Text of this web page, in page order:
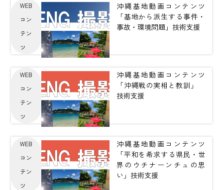
WEB
コン
テン
ツ
沖縄基地動画コンテンツ
「基地から派生する事件・
事故・環境問題」技術支援
WEB
コン
テン
ツ
沖縄基地動画コンテンツ
「沖縄戦の実相と教訓」
技術支援
WEB
コン
テン
ツ
沖縄基地動画コンテンツ
「平和を希求する県民・世
界のウチナーンチュの思
い」技術支援